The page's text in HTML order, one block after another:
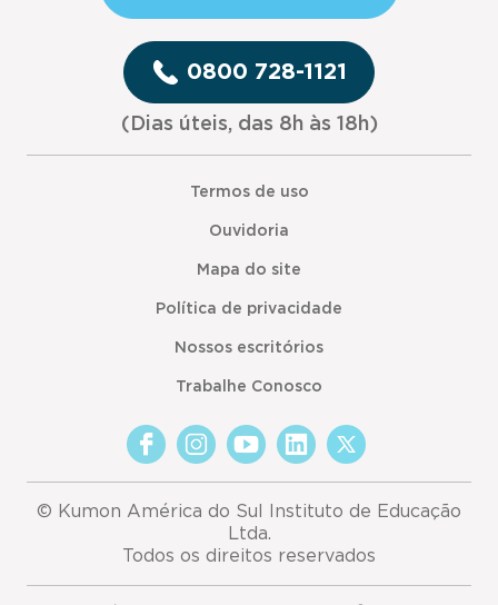
0800 728-1121
(Dias úteis, das 8h às 18h)
Termos de uso
Ouvidoria
Mapa do site
Política de privacidade
Nossos escritórios
Trabalhe Conosco
© Kumon América do Sul Instituto de Educação
Ltda.
Todos os direitos reservados